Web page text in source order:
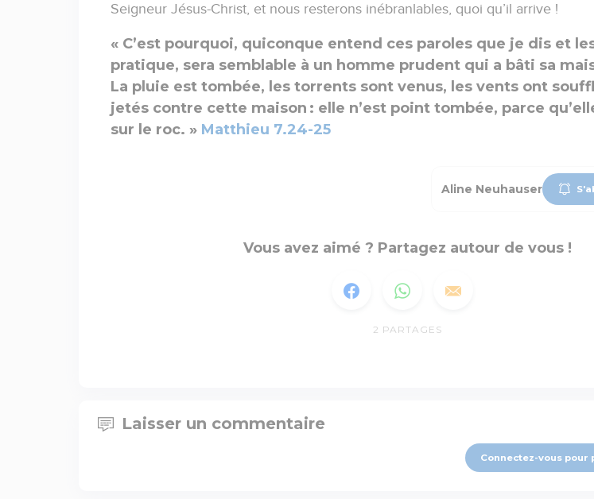
Seigneur Jésus-Christ, et nous resterons inébranlables, quoi qu’il arrive !
« C’est pourquoi, quiconque entend ces paroles que je dis et
pratique, sera semblable à un homme prudent qui a bâti sa
La pluie est tombée, les torrents sont venus, les vents ont
jetés contre cette maison : elle n’est point tombée, parce
sur le roc. » Matthieu 7.24-25
Aline Neuhauser
Vous avez aimé ? Partagez autour de vous !
2 PARTAGES
Laisser un commentaire
Connectez-vous